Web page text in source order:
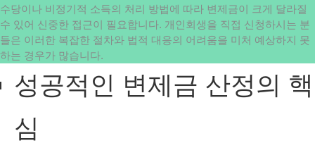
수당이나 비정기적 소득의 처리 방법에 따라 변제금이 크게 달라질
수 있어 신중한 접근이 필요합니다. 개인회생을 직접 신청하시는 분
들은 이러한 복잡한 절차와 법적 대응의 어려움을 미처 예상하지 못
하는 경우가 많습니다.
성공적인 변제금 산정의 핵
심